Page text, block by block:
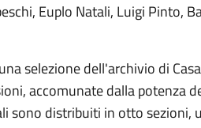
Euplo Natali, Luigi Pinto,
selezione dell'archivio di
accomunate dalla potenza
sono distribuiti in otto sezioni,